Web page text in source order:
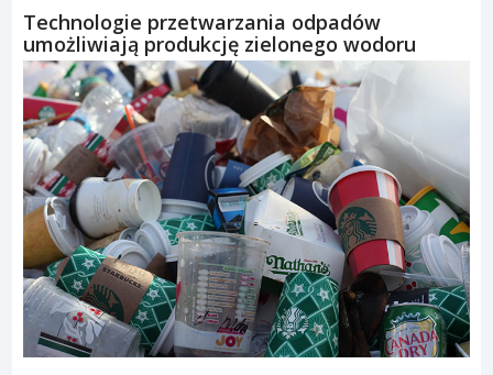
Technologie przetwarzania odpadów
umożliwiają produkcję zielonego wodoru